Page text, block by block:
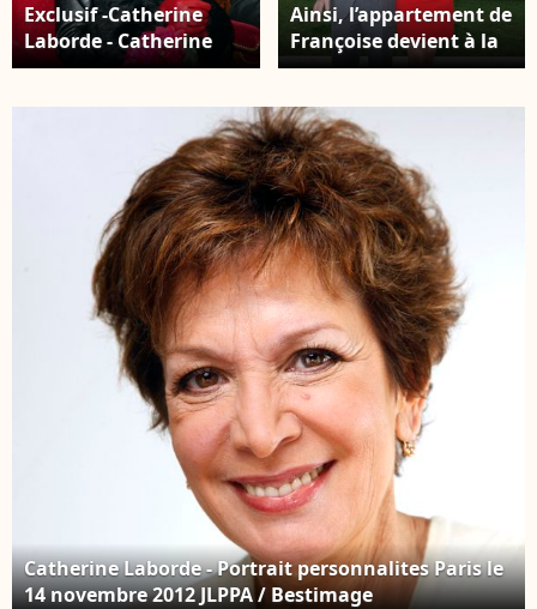
Exclusif -Catherine
Laborde - Catherine
Laborde a épouse son
publicitaire, samedi 9
novembre 2013 a la
mairie du 2e
arrondissement de
Paris, en presence de
ses amis les plus
proches. AGENCE /
BESTIMAGE
Ainsi, l’appartement de
Françoise devient à la
fois un lieu de vie
symbolique de
rassemblement
familial. Archives -- En
France, à Versailles,
Catherine LABORDE et
son compagnon
Thomas STERN lors de
la remise du PRIX
TROFEMINA BY
TENTATION 2011. Le 14
juin 2011 © Christophe
Aubert via Bestimage
Catherine Laborde - Portrait personnalites Paris le
14 novembre 2012 JLPPA / Bestimage